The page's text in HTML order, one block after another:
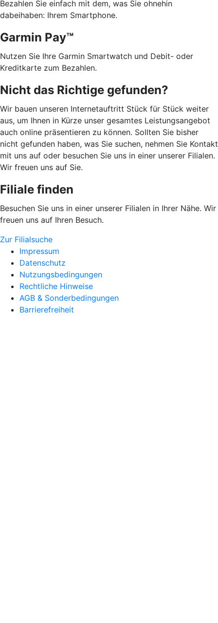
Bezahlen Sie einfach mit dem, was Sie ohnehin
dabeihaben: Ihrem Smartphone.
Garmin Pay™
Nutzen Sie Ihre Garmin Smartwatch und Debit- oder
Kreditkarte zum Bezahlen.
Nicht das Richtige gefunden?
Wir bauen unseren Internetauftritt Stück für Stück weiter
aus, um Ihnen in Kürze unser gesamtes Leistungsangebot
auch online präsentieren zu können. Sollten Sie bisher
nicht gefunden haben, was Sie suchen, nehmen Sie Kontakt
mit uns auf oder besuchen Sie uns in einer unserer Filialen.
Wir freuen uns auf Sie.
Filiale finden
Besuchen Sie uns in einer unserer Filialen in Ihrer Nähe. Wir
freuen uns auf Ihren Besuch.
Zur Filialsuche
Impressum
Datenschutz
Nutzungsbedingungen
Rechtliche Hinweise
AGB & Sonderbedingungen
Barrierefreiheit